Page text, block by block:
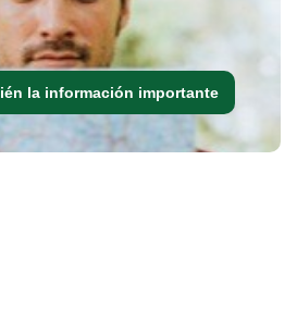
la información importante